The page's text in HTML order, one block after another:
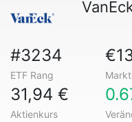
#3234
ETF Rang
31,94 €
Aktienkurs